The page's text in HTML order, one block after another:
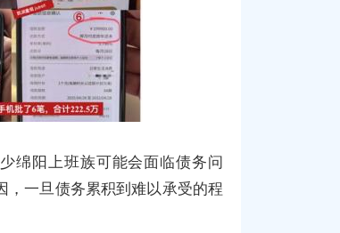
绵阳上班族可能会面临债务问
，一旦债务累积到难以承受的程